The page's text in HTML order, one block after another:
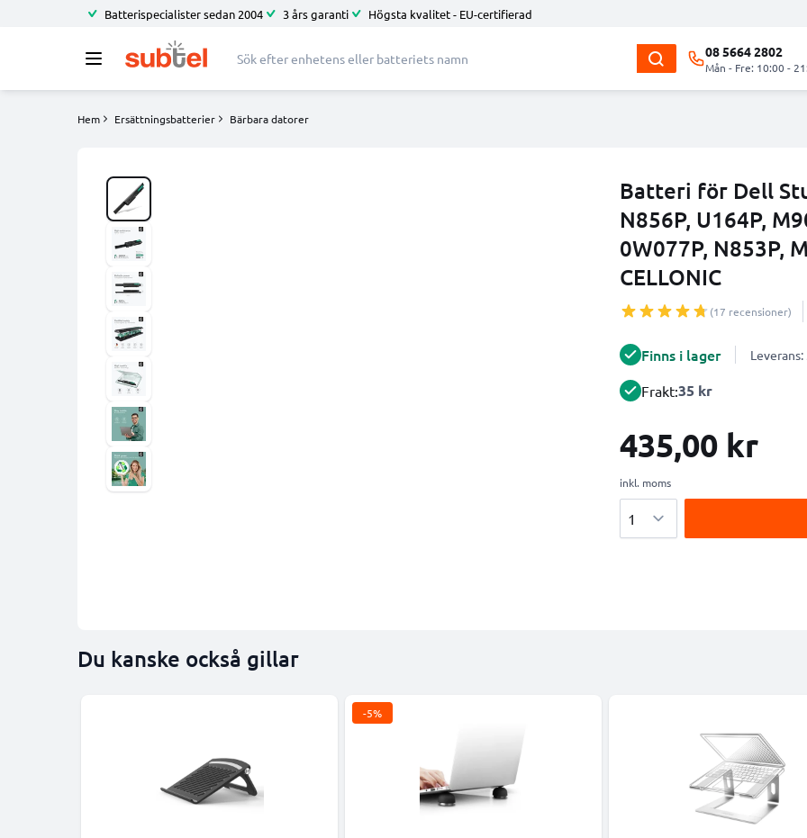
Batterispecialister sedan 2004 3 års garanti Högsta kvalitet - EU-certifierad
08 5664 2802
Mån - Fre: 10:00 -
Hem Ersättningsbatterier Bärbara datorer
Batteri för Dell
N856P, U164P,
0W077P, N853P,
CELLONIC
(17 recensioner)
Finns i lager
Frakt:35 kr
435,00 kr
inkl. moms
Du kanske också gillar
-5%